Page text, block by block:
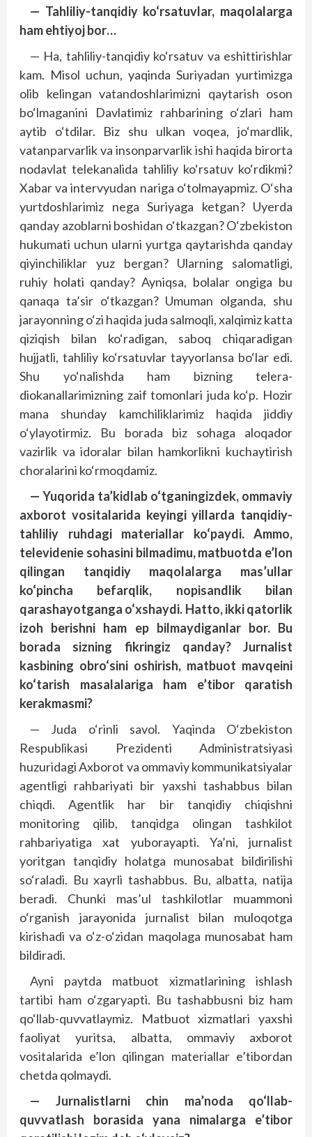
— Tahliliy-tanqidiy ko‘rsatuvlar, maqolalarga
ham ehtiyoj bor…
— Ha, tahliliy-tanqidiy ko‘rsatuv va eshittirishlar
kam. Misol uchun, yaqinda Suriyadan yurtimizga
olib kelingan vatandoshlarimizni qaytarish oson
bo‘lmaganini Davlatimiz rahbarining o‘zlari ham
aytib o‘tdilar. Biz shu ulkan voqea, jo‘mardlik,
vatanparvarlik va insonparvarlik ishi haqida birorta
nodavlat telekanalida tahliliy ko‘rsatuv ko‘rdikmi?
Xabar va intervyudan nariga o‘tolmayapmiz. O‘sha
yurtdoshlarimiz nega Suriyaga ketgan? Uyerda
qanday azoblarni boshidan o‘tkazgan? O‘zbekiston
hukumati uchun ularni yurtga qaytarishda qanday
qiyinchiliklar yuz bergan? Ularning salomatligi,
ruhiy holati qanday? Ayniqsa, bolalar ongiga bu
qanaqa ta’sir o‘tkazgan? Umuman olganda, shu
jarayonning o‘zi haqida juda salmoqli, xalqimiz katta
qiziqish bilan ko‘radigan, saboq chiqaradigan
hujjatli, tahliliy ko‘rsatuvlar tayyorlansa bo‘lar edi.
Shu yo‘nalishda ham bizning telera­
diokanallarimizning zaif tomonlari juda ko‘p. Hozir
mana shunday kamchiliklarimiz haqida jiddiy
o‘ylayotirmiz. Bu borada biz sohaga aloqador
vazirlik va idoralar bilan hamkorlikni kuchaytirish
choralarini ko‘rmoqdamiz.
— Yuqorida ta’kidlab o‘tganingizdek, ommaviy
axborot vositalarida keyingi yillarda tanqidiy-
tahliliy ruhdagi materiallar ko‘paydi. Ammo,
televidenie sohasini bilmadimu, matbuotda e’lon
qilingan tanqidiy maqolalarga mas’ullar
ko‘pincha befarqlik, nopisandlik bilan
qarashayotganga o‘xshaydi. Hatto, ikki qatorlik
izoh berishni ham ep bilmaydiganlar bor. Bu
borada sizning fikringiz qanday? Jurnalist
kasbining obro‘sini oshirish, matbuot mavqeini
ko‘tarish masalalariga ham e’tibor qaratish
kerakmasmi?
— Juda o‘rinli savol. Yaqinda O‘zbekiston
Respublikasi Prezidenti Administratsiyasi
huzuridagi Axborot va ommaviy kommunikatsiyalar
agentligi rahbariyati bir yaxshi tashabbus bilan
chiqdi. Agentlik har bir tanqidiy chiqishni
monitoring qilib, tanqidga olingan tashkilot
rahbariyatiga xat yuborayapti. Ya’ni, jurnalist
yoritgan tanqidiy holatga munosabat bildirilishi
so‘raladi. Bu xayrli tashabbus. Bu, albatta, natija
beradi. Chunki mas’ul tashkilotlar muammoni
o‘rganish jarayonida jurnalist bilan muloqotga
kirishadi va o‘z-o‘zidan maqolaga munosabat ham
bildiradi.
Ayni paytda matbuot xizmatlarining ishlash
tartibi ham o‘zgar­yapti. Bu tashabbusni biz ham
qo‘llab-quvvatlaymiz. Matbuot xizmatlari yaxshi
faoliyat yuritsa, albatta, ommaviy axborot
vositalarida e’lon qilingan materiallar e’tibordan
chetda qolmaydi.
— Jurnalistlarni chin ma’noda qo‘llab-
quvvatlash borasida yana nimalarga e’tibor